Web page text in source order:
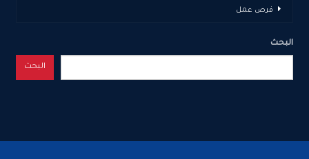
فرص عمل
البحث
البحث